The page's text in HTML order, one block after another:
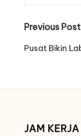
Post
Previous Post
Pusat Bikin
JAM KERJA